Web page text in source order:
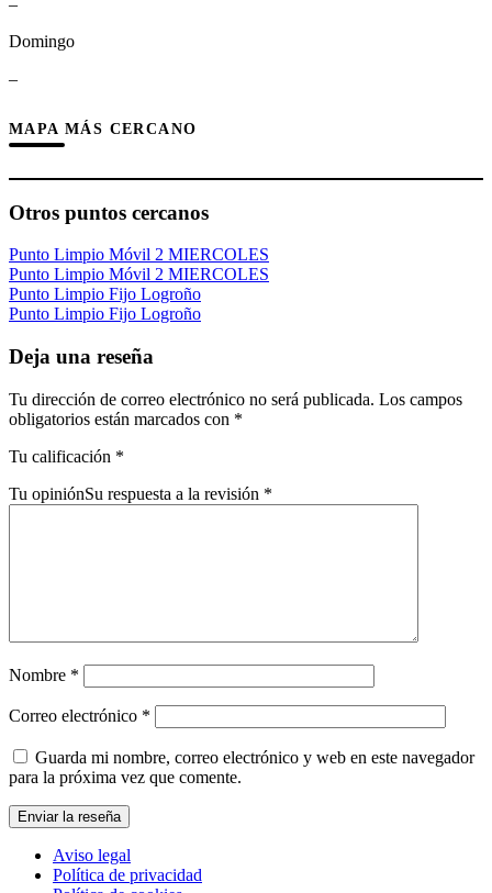
–
Domingo
–
MAPA MÁS CERCANO
Otros puntos cercanos
Punto Limpio Móvil 2 MIERCOLES
Punto Limpio Móvil 2 MIERCOLES
Punto Limpio Fijo Logroño
Punto Limpio Fijo Logroño
Deja una reseña
Tu dirección de correo electrónico no será publicada. Los campos
obligatorios están marcados con *
Tu calificación *
Tu opiniónSu respuesta a la revisión *
Nombre *
Correo electrónico *
Guarda mi nombre, correo electrónico y web en este navegador
para la próxima vez que comente.
Aviso legal
Política de privacidad